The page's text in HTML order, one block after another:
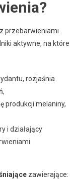
przebarwieniami
aktywne, na które
rozjaśnia
produkcji melaniny,
i działający
zawierające: